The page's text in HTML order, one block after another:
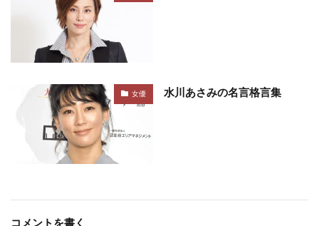
女優 水川あさみの名言格言集
コメントを書く